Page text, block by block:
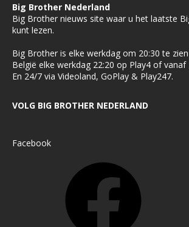
Big Brother Nederland
Big Brother nieuws site waar u het laatste
kunt lezen.
Big Brother is elke werkdag om 20:30 te
België elke werkdag 22:20 op Play4 of vanaf
En 24/7 via Videoland, GoPlay & Play247.
VOLG BIG BROTHER NEDERLAND
Facebook